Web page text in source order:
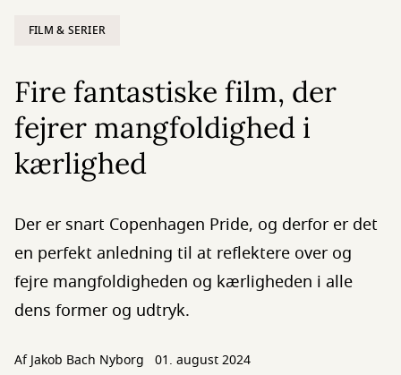
FILM & SERIER
Fire fantastiske film, der
fejrer mangfoldighed i
kærlighed
Der er snart Copenhagen Pride, og derfor er det
en perfekt anledning til at reflektere over og
fejre mangfoldigheden og kærligheden i alle
dens former og udtryk.
Af Jakob Bach Nyborg 01. august 2024